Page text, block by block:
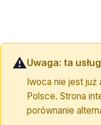
⚠️Uwaga: ta
Iwoca nie jest
Polsce. Strona
porównanie